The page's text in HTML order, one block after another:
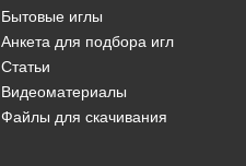
Бытовые иглы
Анкета для подбора игл
Статьи
Видеоматериалы
Файлы для скачивания